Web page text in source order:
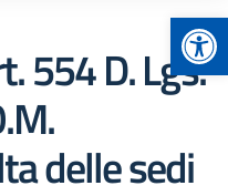
554 D. Lgs.
delle sedi